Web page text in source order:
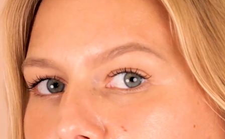
Iniciar sesión
Perfil de usuario
Mis dispositivos
Mis pedidos
Mis direcciones
NUEVO
FAQ™ Pure Beauty-Tech Elixir
BREAKING NEWS
issa™ Teeth Whitening Set
Idioma
English Deutsch
Español
Français
Português
Polski
Svenska
Русский
Türkçe
繁體中文